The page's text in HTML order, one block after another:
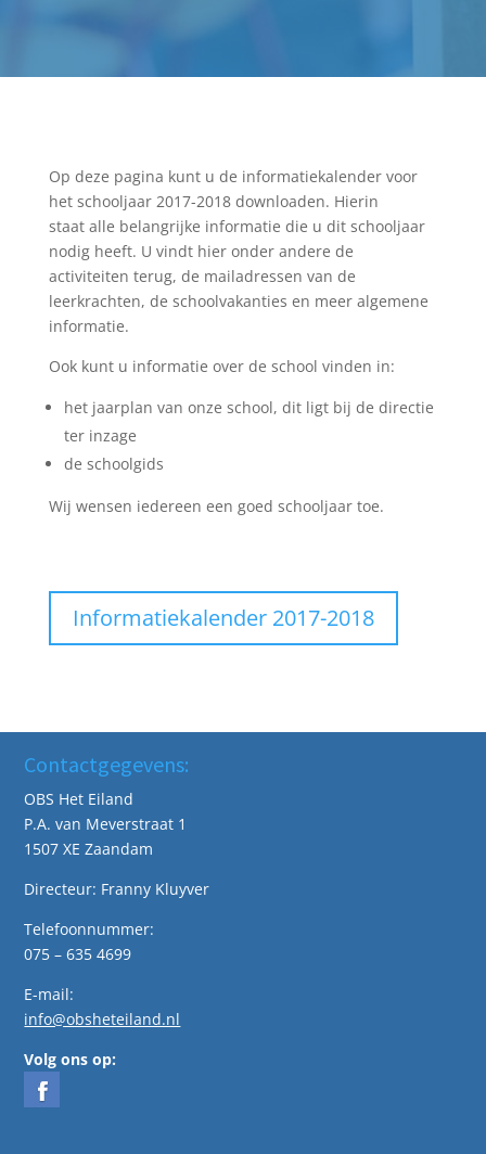
Op deze pagina kunt u de informatiekalender voor
het schooljaar 2017-2018 downloaden. Hierin
staat alle belangrijke informatie die u dit schooljaar
nodig heeft. U vindt hier onder andere de
activiteiten terug, de mailadressen van de
leerkrachten, de schoolvakanties en meer algemene
informatie.
Ook kunt u informatie over de school vinden in:
het jaarplan van onze school, dit ligt bij de directie
ter inzage
de schoolgids
Wij wensen iedereen een goed schooljaar toe.
Informatiekalender 2017-2018
Contactgegevens:
OBS Het Eiland
P.A. van Meverstraat 1
1507 XE Zaandam
Directeur: Franny Kluyver
Telefoonnummer:
075 – 635 4699
E-mail:
info@obsheteiland.nl
Volg ons op: